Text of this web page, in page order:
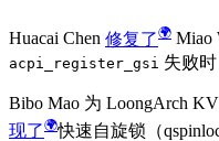
Huacai Chen 修复了 Miao
acpi_register_gsi 失败
Bibo Mao 为 LoongArch
现了
快速自旋锁（